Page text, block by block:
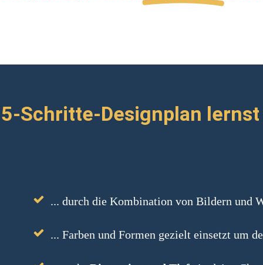
Schritte-Designplan
... durch die Kombination von Bildern und
... Farben und Formen gezielt einsetzt um